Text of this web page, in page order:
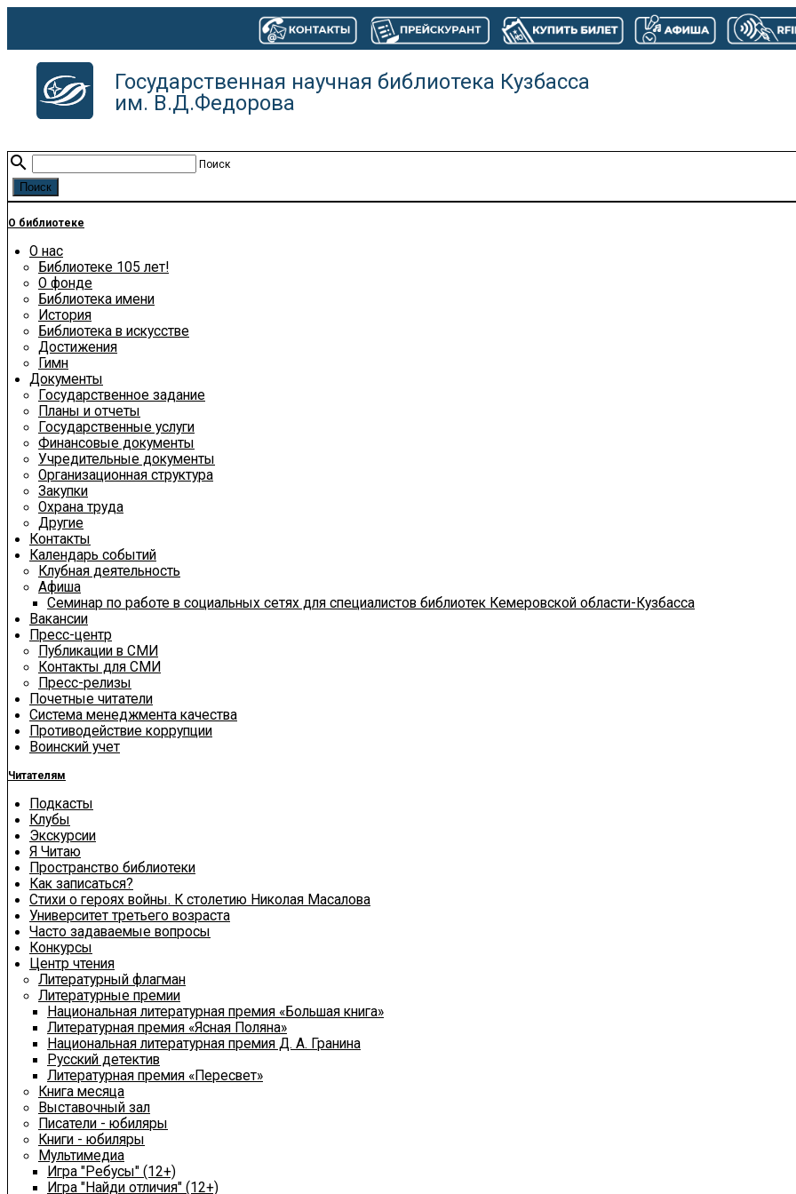
Государственная научная библиотека Кузбасса
им. В.Д.Федорова
search Поиск
О библиотеке
О нас
Библиотеке 105 лет!
О фонде
Библиотека имени
История
Библиотека в искусстве
Достижения
Гимн
Документы
Государственное задание
Планы и отчеты
Государственные услуги
Финансовые документы
Учредительные документы
Организационная структура
Закупки
Охрана труда
Другие
Контакты
Календарь событий
Клубная деятельность
Афиша
Семинар по работе в социальных сетях для специалистов библиотек Кемеровской области-Кузбасса
Вакансии
Пресс-центр
Публикации в СМИ
Контакты для СМИ
Пресс-релизы
Почетные читатели
Система менеджмента качества
Противодействие коррупции
Воинский учет
Читателям
Подкасты
Клубы
Экскурсии
Я Читаю
Пространство библиотеки
Как записаться?
Стихи о героях войны. К столетию Николая Масалова
Университет третьего возраста
Часто задаваемые вопросы
Конкурсы
Центр чтения
Литературный флагман
Литературные премии
Национальная литературная премия «Большая книга»
Литературная премия «Ясная Поляна»
Национальная литературная премия Д. А. Гранина
Русский детектив
Литературная премия «Пересвет»
Книга месяца
Выставочный зал
Писатели - юбиляры
Книги - юбиляры
Мультимедиа
Игра "Ребусы" (12+)
Игра "Найди отличия" (12+)